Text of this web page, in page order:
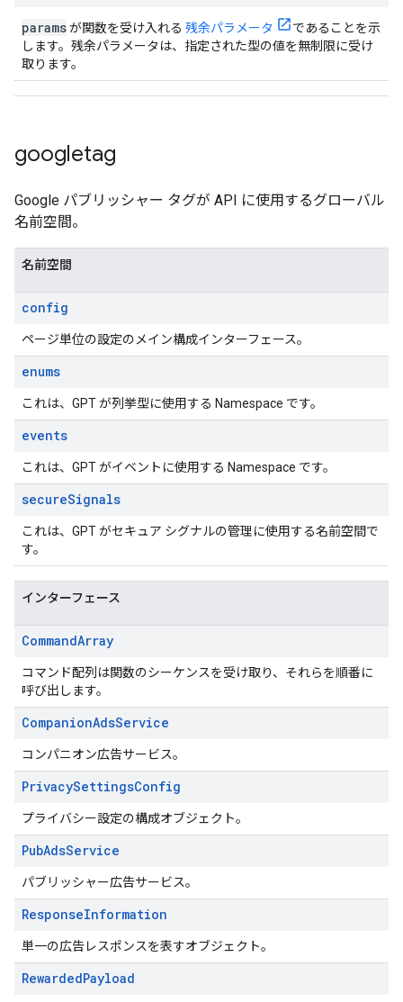
paramsが関数を受け入れる 残余パラメータ
であることを示
します。残余パラメータは、指定された型の値を無制限に受け
取ります。
googletag
Google パブリッシャー タグが API に使用するグローバル
名前空間。
名前空間
config
ページ単位の設定のメイン構成インターフェース。
enums
これは、GPT が列挙型に使用する Namespace です。
events
これは、GPT がイベントに使用する Namespace です。
secureSignals
これは、GPT がセキュア シグナルの管理に使用する名前空間で
す。
インターフェース
CommandArray
コマンド配列は関数のシーケンスを受け取り、それらを順番に
呼び出します。
CompanionAdsService
コンパニオン広告サービス。
PrivacySettingsConfig
プライバシー設定の構成オブジェクト。
PubAdsService
パブリッシャー広告サービス。
ResponseInformation
単一の広告レスポンスを表すオブジェクト。
RewardedPayload